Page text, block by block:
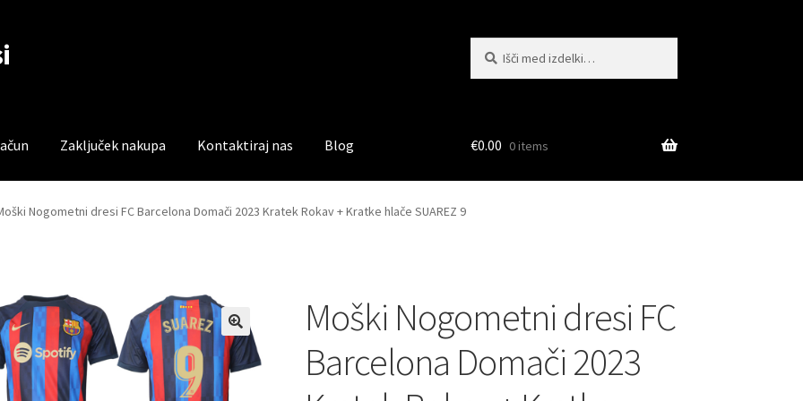
Zaključek nakupa Kontaktiraj nas Blog
Trgovina Zaključek nakupa
€0.00 0 items
Nogometni dresi FC Barcelona Domači 2023 Kratek Rokav + Kratke hlače SUAREZ 9
Moški Nogometni dresi FC
Barcelona Domači 2023